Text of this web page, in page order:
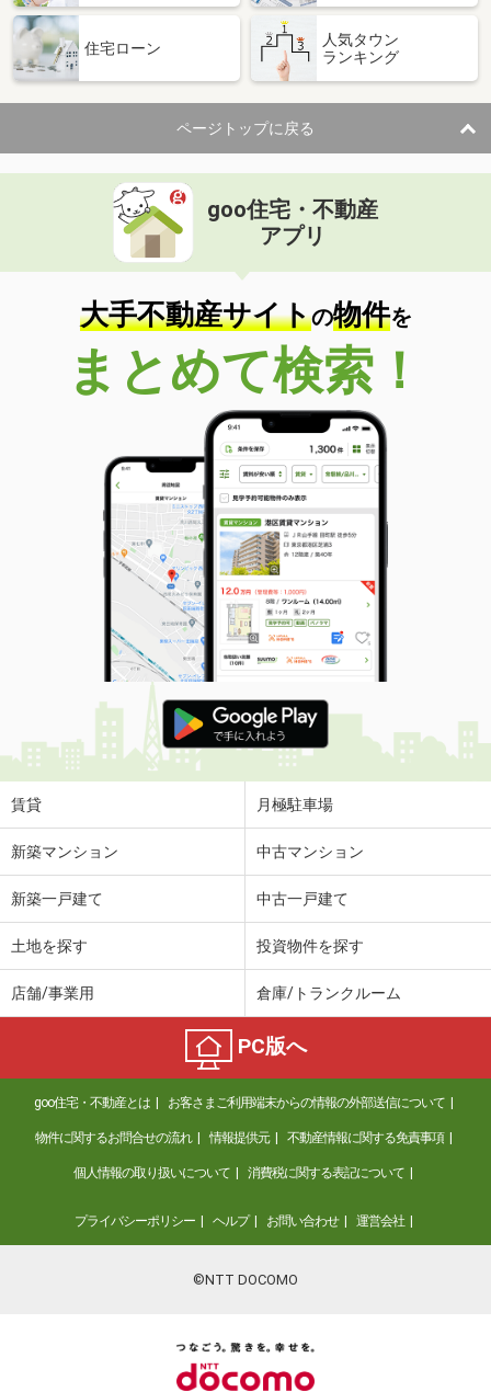
住宅ローン
人気タウン
ランキング
ページトップに戻る
goo住宅・不動産
アプリ
大手不動産サイトの物件を
まとめて検索！
賃貸 月極駐車場
新築マンション 中古マンション
新築一戸建て 中古一戸建て
土地を探す 投資物件を探す
店舗/事業用 倉庫/トランクルーム
PC版へ
goo住宅・不動産とは お客さまご利用端末からの情報の外部送信について
物件に関するお問合せの流れ 情報提供元 不動産情報に関する免責事項
個人情報の取り扱いについて 消費税に関する表記について
プライバシーポリシー ヘルプ お問い合わせ 運営会社
©NTT DOCOMO